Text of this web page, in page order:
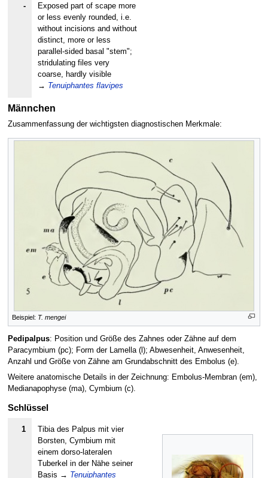
-
Exposed part of scape more
or less evenly rounded, i.e.
without incisions and without
distinct, more or less
parallel-sided basal "stem";
stridulating files very
coarse, hardly visible
→ Tenuiphantes flavipes
Männchen
Zusammenfassung der wichtigsten diagnostischen Merkmale:
Beispiel: T. mengei
Pedipalpus: Position und Größe des Zahnes oder Zähne auf dem
Paracymbium (pc); Form der Lamella (l); Abwesenheit, Anwesenheit,
Anzahl und Größe von Zähne am Grundabschnitt des Embolus (e).
Weitere anatomische Details in der Zeichnung: Embolus-Membran (em),
Medianapophyse (ma), Cymbium (c).
Schlüssel
1
Tibia des Palpus mit vier
Borsten, Cymbium mit
einem dorso-lateralen
Tuberkel in der Nähe seiner
Basis → Tenuiphantes